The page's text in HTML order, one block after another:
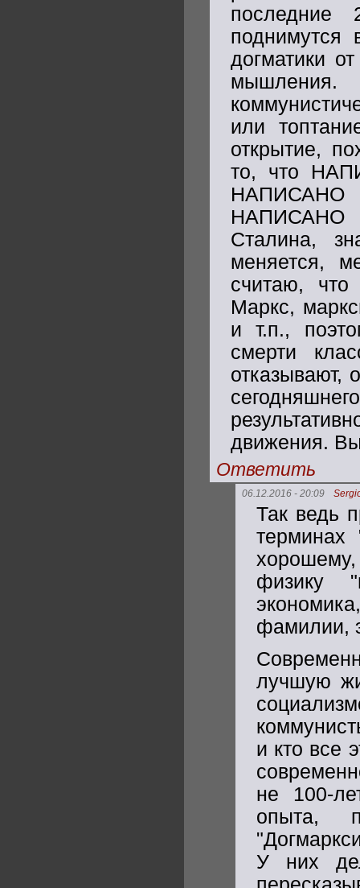
последние
поднимутся
догматики
или
открытие,
то, что
НАПИСАНО
НАПИСАНО
Сталина,
меняется,
считаю,
Маркс,
и т.п.,
смерти
отказывают,
движения. Вы
Ответить
06.12.2016 - 20:09
Так ведь
терминах
физику
фамилии,
лучшую
и кто все
не 100-
опыта,
У них